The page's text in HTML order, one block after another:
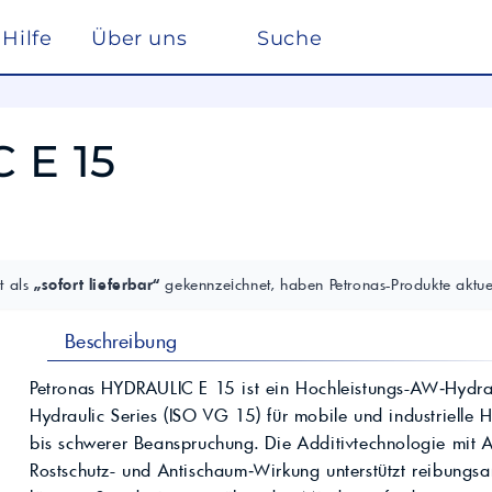
Hilfe Über uns Suche
Pflege, Reinigung und Optimierung
Industrieöle
Traktoröle
Motorrad
Hydrauliköle
Schmierfette
Spezialöle
Wasseraufbereitung
Industriechemie
Futtermittel
Kosmetik
Entschwefelung
und Farbmittel für
Liter
elf
REFLEX Total
VW
E 15
als„sofort lieferbar“ gekennzeichnet, haben Petronas-Produkte
Beschreibung
Petronas HYDRAULIC E 15 ist ein Hochleistungs-
Hydraulic Series (ISO VG 15) für mobile und industrielle
bis schwerer Beanspruchung. Die Additivtechnologie mit
Rostschutz- und Antischaum‑Wirkung unterstützt